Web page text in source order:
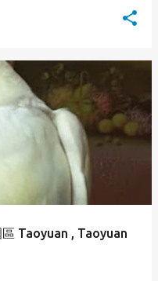
Taoyuan , Taoyuan